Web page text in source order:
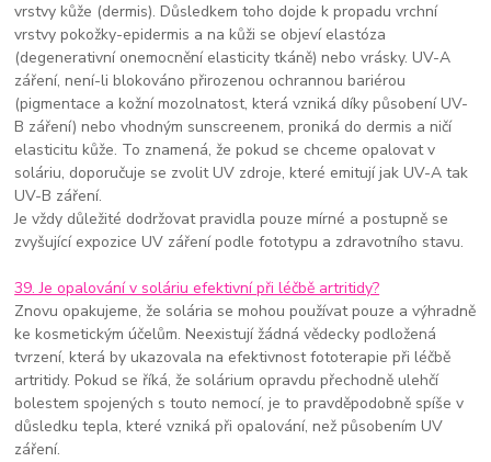
vrstvy kůže (dermis). Důsledkem toho dojde k propadu vrchní
vrstvy pokožky-epidermis a na kůži se objeví elastóza
(degenerativní onemocnění elasticity tkáně) nebo vrásky. UV-A
záření, není-li blokováno přirozenou ochrannou bariérou
(pigmentace a kožní mozolnatost, která vzniká díky působení UV-
B záření) nebo vhodným sunscreenem, proniká do dermis a ničí
elasticitu kůže. To znamená, že pokud se chceme opalovat v
soláriu, doporučuje se zvolit UV zdroje, které emitují jak UV-A tak
UV-B záření.
Je vždy důležité dodržovat pravidla pouze mírné a postupně se
zvyšující expozice UV záření podle fototypu a zdravotního stavu.
39. Je opalování v soláriu efektivní při léčbě artritidy?
Znovu opakujeme, že solária se mohou používat pouze a výhradně
ke kosmetickým účelům. Neexistují žádná vědecky podložená
tvrzení, která by ukazovala na efektivnost fototerapie při léčbě
artritidy. Pokud se říká, že solárium opravdu přechodně ulehčí
bolestem spojených s touto nemocí, je to pravděpodobně spíše v
důsledku tepla, které vzniká při opalování, než působením UV
záření.